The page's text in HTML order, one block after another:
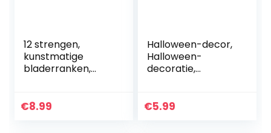
12 strengen,
kunstmatige
bladerranken,
bladeren,
€8.99
Halloween-decor,
Halloween-
decoratie,
kinderfeestje, 3D-
€5.99